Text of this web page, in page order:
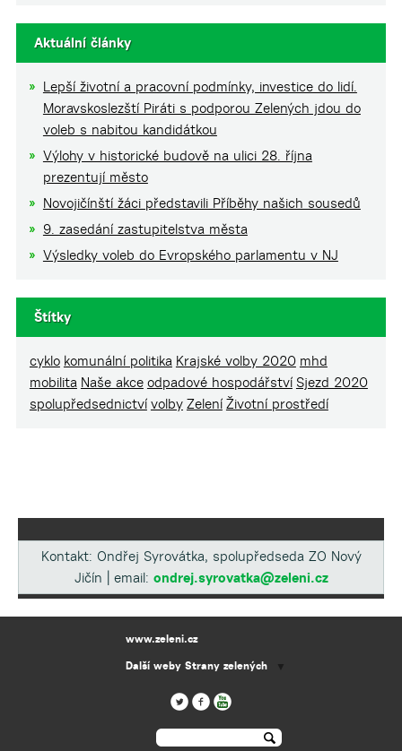
Aktuální články
Lepší životní a pracovní podmínky, investice do lidí.
Moravskoslezští Piráti s podporou Zelených jdou do
voleb s nabitou kandidátkou
Výlohy v historické budově na ulici 28. října
prezentují město
Novojičínští žáci představili Příběhy našich sousedů
9. zasedání zastupitelstva města
Výsledky voleb do Evropského parlamentu v NJ
Štítky
cyklo komunální politika Krajské volby 2020 mhd
mobilita Naše akce odpadové hospodářství Sjezd 2020
spolupředsednictví volby Zelení Životní prostředí
Kontakt: Ondřej Syrovátka, spolupředseda ZO Nový
Jičín | email: ondrej.syrovatka@zeleni.cz
www.zeleni.cz
Další weby Strany zelených
▼